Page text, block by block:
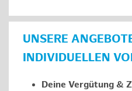
UNSERE
INDIVIDUELLEN
Deine Vergütung &